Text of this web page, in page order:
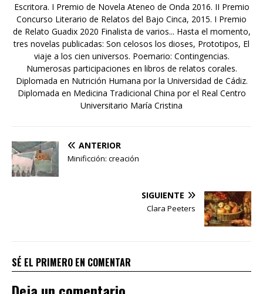
Escritora. I Premio de Novela Ateneo de Onda 2016. II Premio
Concurso Literario de Relatos del Bajo Cinca, 2015. I Premio
de Relato Guadix 2020 Finalista de varios... Hasta el momento,
tres novelas publicadas: Son celosos los dioses, Prototipos, El
viaje a los cien universos. Poemario: Contingencias.
Numerosas participaciones en libros de relatos corales.
Diplomada en Nutrición Humana por la Universidad de Cádiz.
Diplomada en Medicina Tradicional China por el Real Centro
Universitario María Cristina
ANTERIOR
Minificción: creación
SIGUIENTE
Clara Peeters
SÉ EL PRIMERO EN COMENTAR